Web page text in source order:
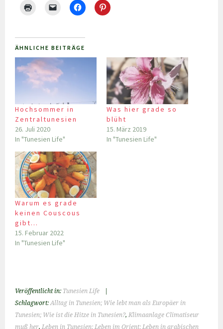
ÄHNLICHE BEITRÄGE
Hochsommer in
Zentraltunesien
26. Juli 2020
In "Tunesien Life"
Was hier grade so
blüht
15. März 2019
In "Tunesien Life"
Warum es grade
keinen Couscous
gibt…
15. Februar 2022
In "Tunesien Life"
Veröffentlicht in: Tunesien Life
Schlagwort:Alltag in Tunesien; Wie lebt man als Europäer in
Tunesien; Wie ist die Hitze in Tunesien?,Klimaanlage Climatiseur
muß her,Leben in Tunesien; Leben im Orient; Leben in arabischen